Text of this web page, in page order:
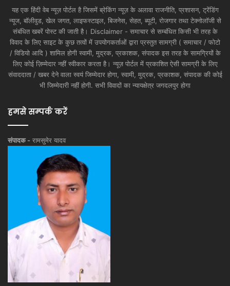
यह एक हिंदी वेब न्यूज़ पोर्टल है जिसमें ब्रेकिंग न्यूज़ के अलावा राजनीति, प्रशासन, ट्रेंडिंग
न्यूज, बॉलीवुड, खेल जगत, लाइफस्टाइल, बिजनेस, सेहत, ब्यूटी, रोजगार तथा टेक्नोलॉजी से
संबंधित खबरें पोस्ट की जाती है। Disclaimer - समाचार से सम्बंधित किसी भी तरह के
विवाद के लिए साइट के कुछ तत्वों में उपयोगकर्ताओं द्वारा प्रस्तुत सामग्री ( समाचार / फोटो
/ विडियो आदि ) शामिल होगी स्वामी, मुद्रक, प्रकाशक, संपादक इस तरह के सामग्रियों के
लिए कोई ज़िम्मेदार नहीं स्वीकार करता है। न्यूज़ पोर्टल में प्रकाशित ऐसी सामग्री के लिए
संवाददाता / खबर देने वाला स्वयं जिम्मेदार होगा, स्वामी, मुद्रक, प्रकाशक, संपादक की कोई
भी जिम्मेदारी नहीं होगी. सभी विवादों का न्यायक्षेत्र जगदलपुर होगा
हमसे सम्पर्क करें
संपादक - रामसुमेर यादव